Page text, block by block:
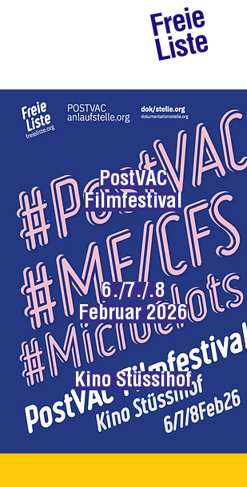
PostVAC
Filmfestival
6./7./.8
Februar 2026
Kino Stüssihof